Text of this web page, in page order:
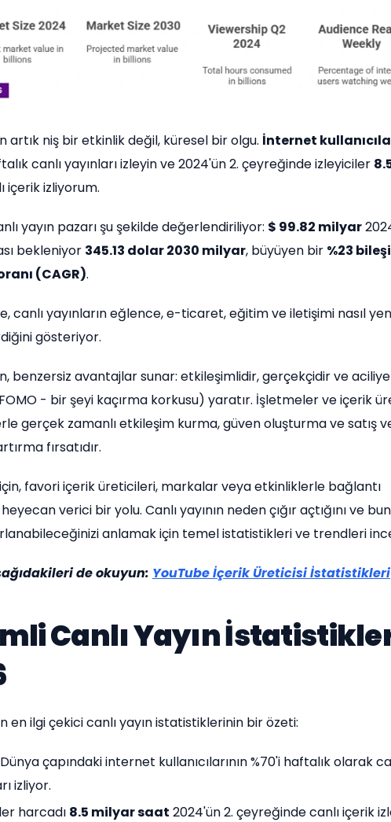
artık niş bir etkinlik değil, küresel bir olgu. İnternet
canlı yayınları izleyin ve 2024'ün 2. çeyreğinde izleyiciler
içerik izliyorum.
yayın pazarı şu şekilde değerlendiriliyor: $ 99.82 milyar
bekleniyor 345.13 dolar 2030 milyar, büyüyen bir %23
(CAGR).
canlı yayınların eğlence, e-ticaret, eğitim ve iletişimi nasıl
gösteriyor.
benzersiz avantajlar sunar: etkileşimlidir, gerçekçidir ve
- bir şeyi kaçırma korkusu) yaratır. İşletmeler ve içerik
gerçek zamanlı etkileşim kurma, güven oluşturma ve satış
fırsatıdır.
favori içerik üreticileri, markalar veya etkinliklerle bağlantı
verici bir yolu. Canlı yayının neden çığır açtığını ve
anlamak için temel istatistikleri ve trendleri
de okuyun: YouTube İçerik Üreticisi İstatistikleri
Canlı Yayın
en ilgi çekici canlı yayın istatistiklerinin bir özeti:
Dünya çapındaki internet kullanıcılarının %70'i haftalık olarak
izliyor.
harcadı 8.5 milyar saat 2024'ün 2. çeyreğinde canlı içerik